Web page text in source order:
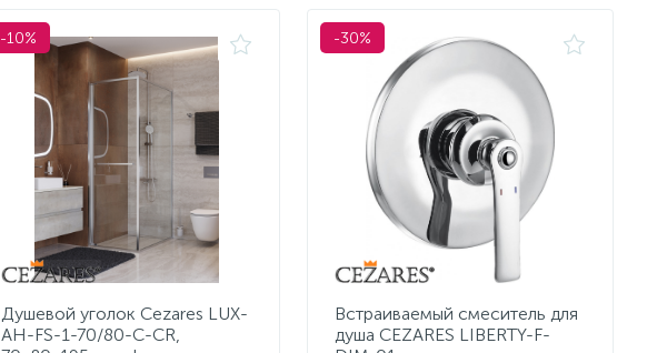
-10%
Душевой уголок Cezares LUX-
AH-FS-1-70/80-C-CR,
-30%
Встраиваемый смеситель для
душа CEZARES LIBERTY-F-